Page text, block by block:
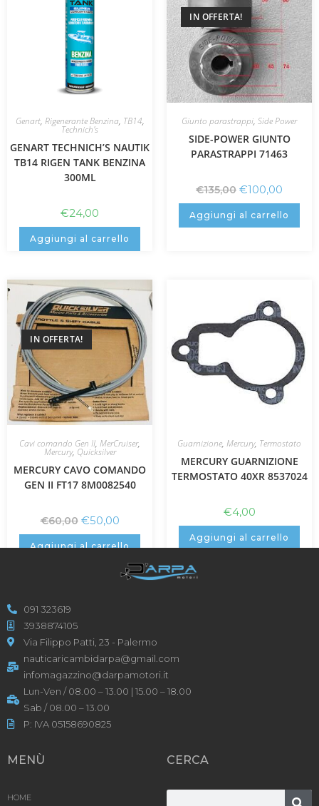
Genart, Rigenerante Benzina, TB14,
Technich's
GENART TECHNICH’S NAUTIK
TB14 RIGEN TANK BENZINA
300ML
€24,00
Aggiungi al carrello
IN OFFERTA!
Giunto parastrappi, Side Power
SIDE-POWER GIUNTO
PARASTRAPPI 71463
€135,00 €100,00
Aggiungi al carrello
IN OFFERTA!
Cavi comando Gen II, MerCruiser,
Mercury, Quicksilver
MERCURY CAVO COMANDO
GEN II FT17 8M0082540
€60,00 €50,00
Aggiungi al carrello
Guarnizione, Mercury, Termostato
MERCURY GUARNIZIONE
TERMOSTATO 40XR 8537024
€4,00
Aggiungi al carrello
091 323619
3938874105
Via Filippo Patti, 23 - Palermo
nauticaricambidarpa@gmail.com
infomagazzino@darpamotori.it
Lun-Ven / 08.00 – 13.00 | 15.00 – 18.00
Sab / 08.00 – 13.00
P: IVA 05158690825
MENÙ
HOME
CERCA